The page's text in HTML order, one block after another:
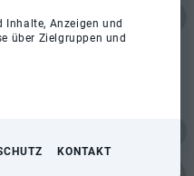
Inhalte, Anzeigen und
über Zielgruppen und
KONTAKT